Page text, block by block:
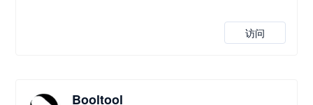
访问
Booltool